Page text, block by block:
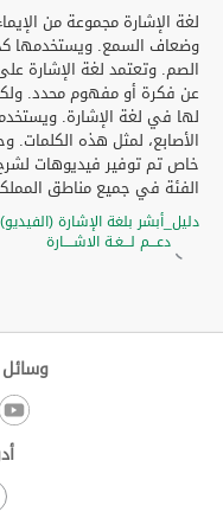
لغة الإشارة مجموعة من
وضعاف السمع. ويستخدمها
الصم. وتعتمد لغة الإشارة
عن فكرة أو مفهوم محدد.
لها في لغة الإشارة. ويستخدم
الأصابع، لمثل هذه
خاص تم توفير فيديوهات
الفئة في جميع مناطق
دليل_أبشر بلغة الإشارة (الفيديو)
دعـــم لـــغـة الاشــــارة
وسائل